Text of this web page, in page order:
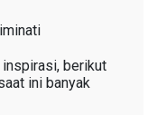
inspirasi, berikut
ini banyak